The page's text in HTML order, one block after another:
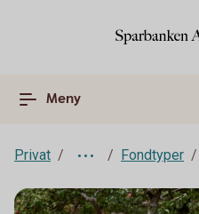
Meny
Privat Fondtyper